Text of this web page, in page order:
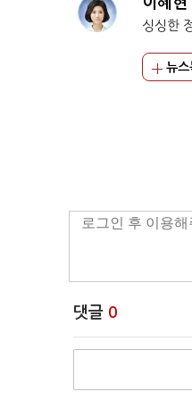
싱싱한
뉴스
댓글 0